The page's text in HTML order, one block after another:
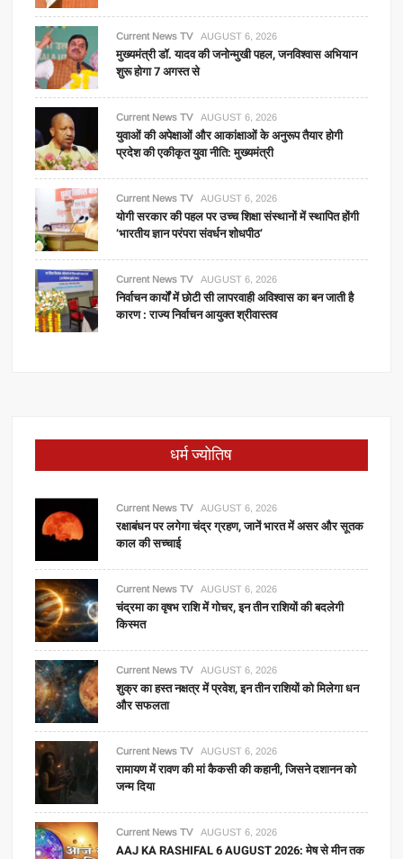
Current News TV AUGUST 6, 2026
मुख्यमंत्री डॉ. यादव की जनोन्मुखी पहल, जनविश्वास अभियान
शुरू होगा 7 अगस्त से
Current News TV AUGUST 6, 2026
युवाओं की अपेक्षाओं और आकांक्षाओं के अनुरूप तैयार होगी
प्रदेश की एकीकृत युवा नीति: मुख्यमंत्री
Current News TV AUGUST 6, 2026
योगी सरकार की पहल पर उच्च शिक्षा संस्थानों में स्थापित होंगी
‘भारतीय ज्ञान परंपरा संवर्धन शोधपीठ’
Current News TV AUGUST 6, 2026
निर्वाचन कार्यों में छोटी सी लापरवाही अविश्वास का बन जाती है
कारण : राज्य निर्वाचन आयुक्त श्रीवास्तव
धर्म ज्योतिष
Current News TV AUGUST 6, 2026
रक्षाबंधन पर लगेगा चंद्र ग्रहण, जानें भारत में असर और सूतक
काल की सच्चाई
Current News TV AUGUST 6, 2026
चंद्रमा का वृषभ राशि में गोचर, इन तीन राशियों की बदलेगी
किस्मत
Current News TV AUGUST 6, 2026
शुक्र का हस्त नक्षत्र में प्रवेश, इन तीन राशियों को मिलेगा धन
और सफलता
Current News TV AUGUST 6, 2026
रामायण में रावण की मां कैकसी की कहानी, जिसने दशानन को
जन्म दिया
Current News TV AUGUST 6, 2026
AAJ KA RASHIFAL 6 AUGUST 2026: मेष से मीन तक